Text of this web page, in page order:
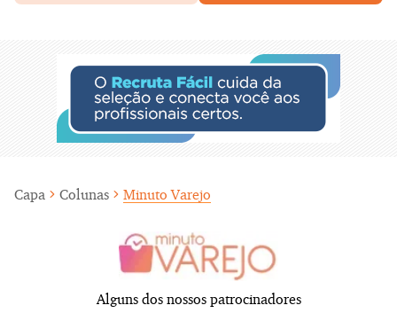
Capa Colunas Minuto Varejo
Alguns dos nossos patrocinadores